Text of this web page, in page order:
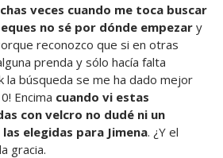
veces cuando me toca buscar
no sé por dónde empezar y
reconozco que si en otras
prenda y sólo hacía falta
la búsqueda se me ha dado mejor
Encima cuando vi estas
con velcro no dudé ni un
elegidas para Jimena. ¿Y el
gracia.